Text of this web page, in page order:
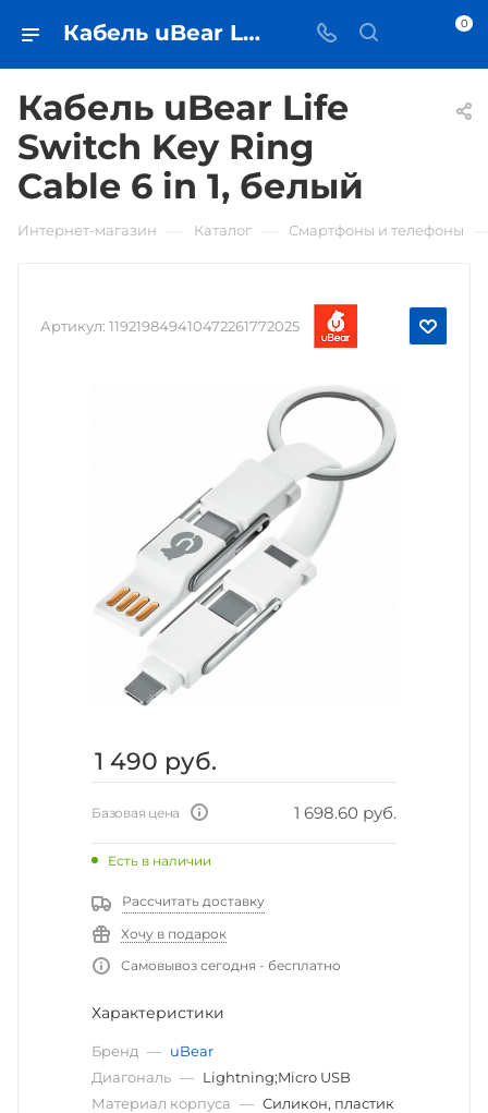
Кабель uBear Life Switch Key Ring Cable 6 in 1, белый • купить в Самаре - iЧехол 0
Кабель uBear Life
Switch Key Ring
Cable 6 in 1, белый
Интернет-магазин Каталог Смартфоны и телефоны
Артикул: 119219849410472261772025
1 490 руб.
Базовая цена 1 698.60 руб.
Есть в наличии
Рассчитать доставку
Хочу в подарок
Самовывоз сегодня - бесплатно
Характеристики
Бренд — uBear
Диагональ — Lightning;Micro USB
Материал корпуса — Силикон, пластик